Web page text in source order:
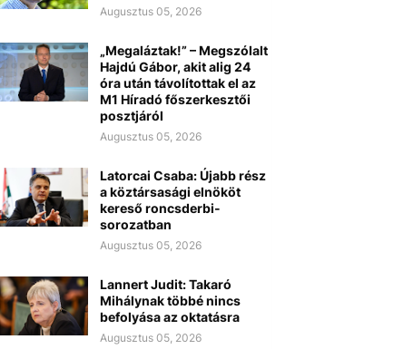
Augusztus 05, 2026
„Megaláztak!” – Megszólalt
Hajdú Gábor, akit alig 24
óra után távolítottak el az
M1 Híradó főszerkesztői
posztjáról
Augusztus 05, 2026
Latorcai Csaba: Újabb rész
a köztársasági elnököt
kereső roncsderbi-
sorozatban
Augusztus 05, 2026
Lannert Judit: Takaró
Mihálynak többé nincs
befolyása az oktatásra
Augusztus 05, 2026